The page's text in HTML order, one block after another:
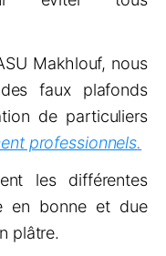
Makhlouf, nous
faux plafonds
de particuliers
professionnels.
les différentes
en bonne et due
plâtre.